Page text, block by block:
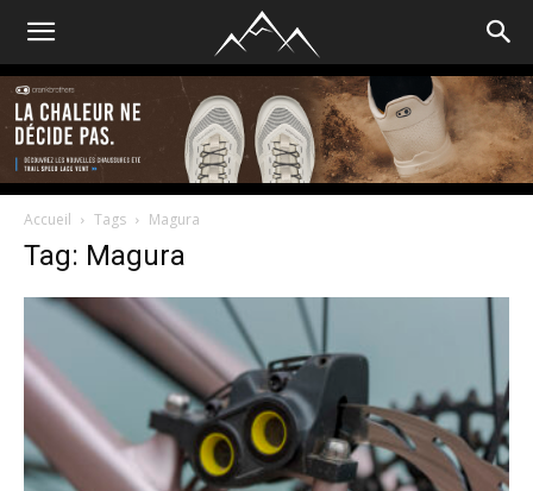
Accueil Tags Magura
Tag: Magura